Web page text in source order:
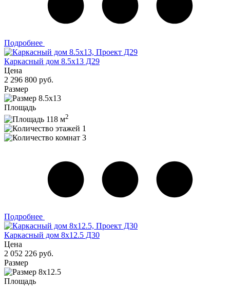
Подробнее
Каркасный дом 8.5х13 Д29
Цена
2 296 800 руб.
Размер
8.5х13
Площадь
118 м2
1
3
Подробнее
Каркасный дом 8х12.5 Д30
Цена
2 052 226 руб.
Размер
8х12.5
Площадь